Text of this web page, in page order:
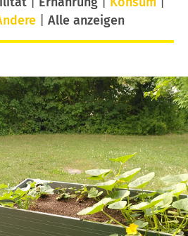
| Alle anzeigen